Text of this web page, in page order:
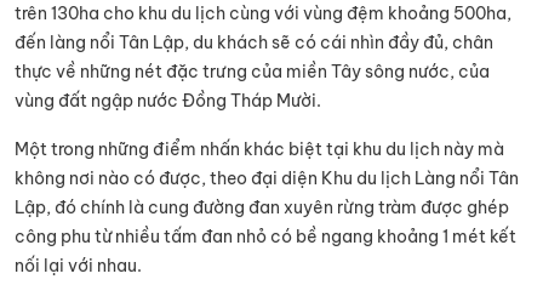
trên 130ha cho khu du lịch cùng với vùng đệm khoảng 500ha,
đến làng nổi Tân Lập, du khách sẽ có cái nhìn đầy đủ, chân
thực về những nét đặc trưng của miền Tây sông nước, của
vùng đất ngập nước Đồng Tháp Mười.
Một trong những điểm nhấn khác biệt tại khu du lịch này mà
không nơi nào có được, theo đại diện Khu du lịch Làng nổi Tân
Lập, đó chính là cung đường đan xuyên rừng tràm được ghép
công phu từ nhiều tấm đan nhỏ có bề ngang khoảng 1 mét kết
nối lại với nhau.